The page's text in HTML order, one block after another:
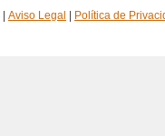
Aviso Legal Política de